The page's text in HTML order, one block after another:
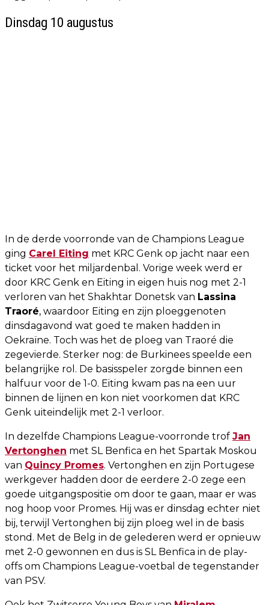
Dinsdag 10 augustus
In de derde voorronde van de Champions League
ging Carel Eiting met KRC Genk op jacht naar een
ticket voor het miljardenbal. Vorige week werd er
door KRC Genk en Eiting in eigen huis nog met 2-1
verloren van het Shakhtar Donetsk van Lassina
Traoré, waardoor Eiting en zijn ploeggenoten
dinsdagavond wat goed te maken hadden in
Oekraïne. Toch was het de ploeg van Traoré die
zegevierde. Sterker nog: de Burkinees speelde een
belangrijke rol. De basisspeler zorgde binnen een
halfuur voor de 1-0. Eiting kwam pas na een uur
binnen de lijnen en kon niet voorkomen dat KRC
Genk uiteindelijk met 2-1 verloor.
In dezelfde Champions League-voorronde trof Jan
Vertonghen met SL Benfica en het Spartak Moskou
van Quincy Promes. Vertonghen en zijn Portugese
werkgever hadden door de eerdere 2-0 zege een
goede uitgangspositie om door te gaan, maar er was
nog hoop voor Promes. Hij was er dinsdag echter niet
bij, terwijl Vertonghen bij zijn ploeg wel in de basis
stond. Met de Belg in de gelederen werd er opnieuw
met 2-0 gewonnen en dus is SL Benfica in de play-
offs om Champions League-voetbal de tegenstander
van PSV.